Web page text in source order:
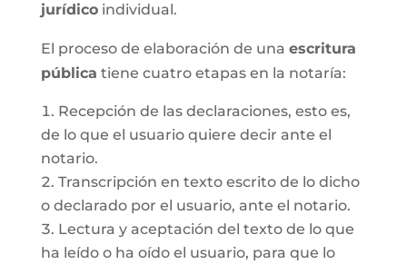
jurídicoindividual.
El proceso de elaboración de una escritura
pública tiene cuatro etapas en la notaría:
Recepción de las declaraciones, esto es,
de lo que el usuario quiere decir ante el
notario.
Transcripción en texto escrito de lo dicho
o declarado por el usuario, ante el notario.
Lectura y aceptación del texto de lo que
ha leído o ha oído el usuario, para que lo